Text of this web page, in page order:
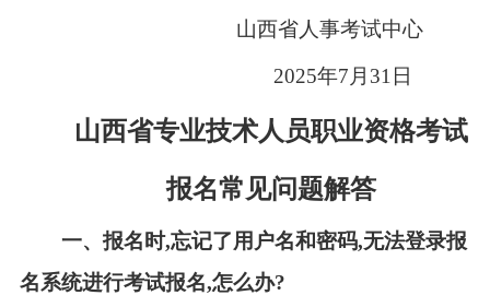
山西省人事考试中心
2025年7月31日
山西省专业技术人员职业资格考试
报名常见问题解答
一、报名时,忘记了用户名和密码,无法登录报
名系统进行考试报名,怎么办?